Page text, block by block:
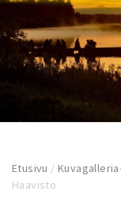
Etusivu /
Haavisto